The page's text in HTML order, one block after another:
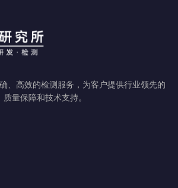
、高效的检测服务，为客户提供行业领先的
质量保障和技术支持。